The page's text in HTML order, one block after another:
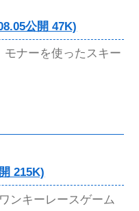
公開 47K)
ナーを使ったスキー
215K)
ンキーレースゲーム